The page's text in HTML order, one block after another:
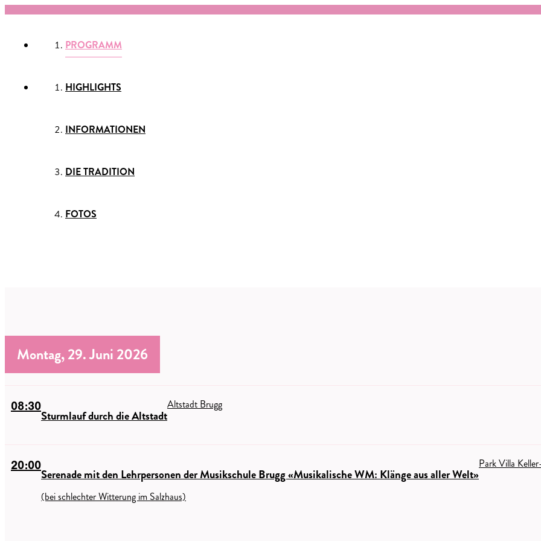
PROGRAMM
HIGHLIGHTS
INFORMATIONEN
DIE TRADITION
FOTOS
Montag, 29. Juni 2026
08:30
Sturmlauf durch die Altstadt
Altstadt Brugg
20:00
Serenade mit den Lehrpersonen der Musikschule Brugg «Musikalische WM: Klänge aus aller Welt»
(bei schlechter Witterung im Salzhaus)
Park Villa